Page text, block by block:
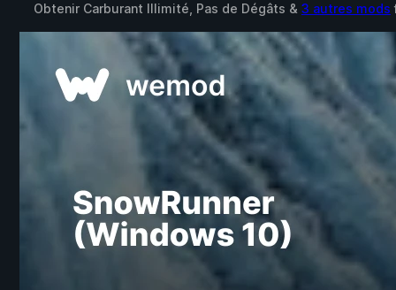
Obtenir Carburant Illimité, Pas de Dégâts & 3 autres mods